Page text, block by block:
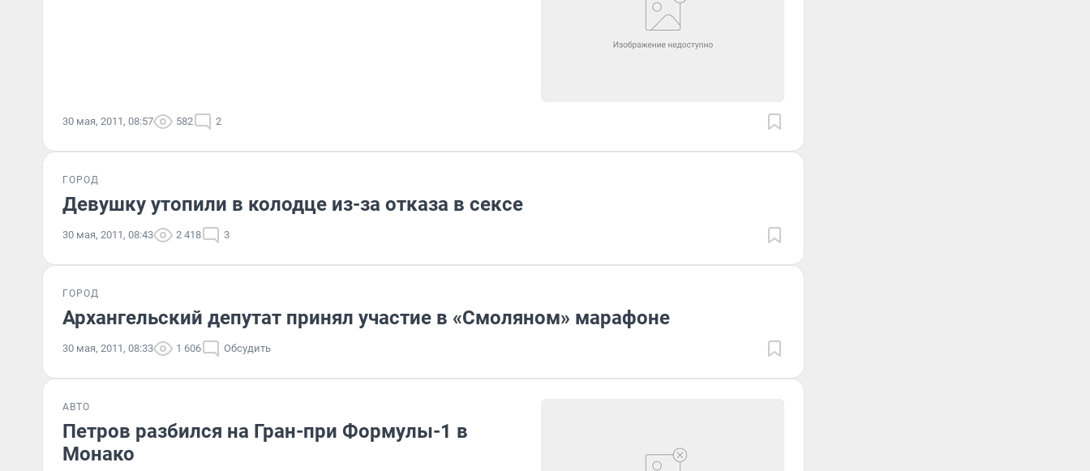
30 мая, 2011, 08:57 582 2
ГОРОД
Девушку утопили в колодце из-за отказа в сексе
30 мая, 2011, 08:43 2 418 3
ГОРОД
Архангельский депутат принял участие в «Смоляном» марафоне
30 мая, 2011, 08:33 1 606 Обсудить
АВТО
Петров разбился на Гран-при Формулы-1 в
Монако